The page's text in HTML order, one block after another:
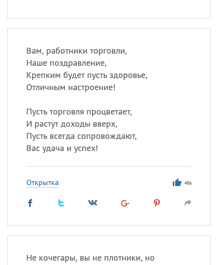
Вам, работники торговли,
Наше поздравление,
Крепким будет пусть здоровье,
Отличным настроение!
Пусть торговля процветает,
И растут доходы вверх,
Пусть всегда сопровождают,
Вас удача и успех!
Открытка 486
Не кочегары, вы не плотники, но